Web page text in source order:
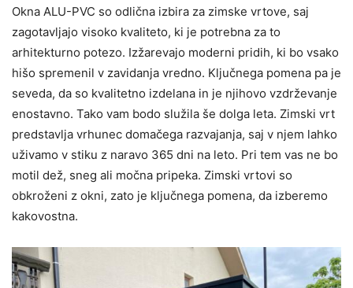
Okna ALU-PVC so odlična izbira za zimske vrtove, saj
zagotavljajo visoko kvaliteto, ki je potrebna za to
arhitekturno potezo. Izžarevajo moderni pridih, ki bo vsako
hišo spremenil v zavidanja vredno. Ključnega pomena pa je
seveda, da so kvalitetno izdelana in je njihovo vzdrževanje
enostavno. Tako vam bodo služila še dolga leta. Zimski vrt
predstavlja vrhunec domačega razvajanja, saj v njem lahko
uživamo v stiku z naravo 365 dni na leto. Pri tem vas ne bo
motil dež, sneg ali močna pripeka. Zimski vrtovi so
obkroženi z okni, zato je ključnega pomena, da izberemo
kakovostna.